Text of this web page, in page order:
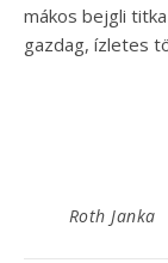
mákos bejgli
gazdag, ízletes
Roth Janka